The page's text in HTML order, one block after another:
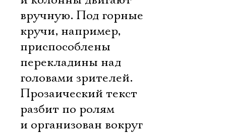
вручную. Под горные
кручи, например,
приспособлены
перекладины над
головами зрителей.
Прозаический текст
разбит по ролям
и организован вокруг